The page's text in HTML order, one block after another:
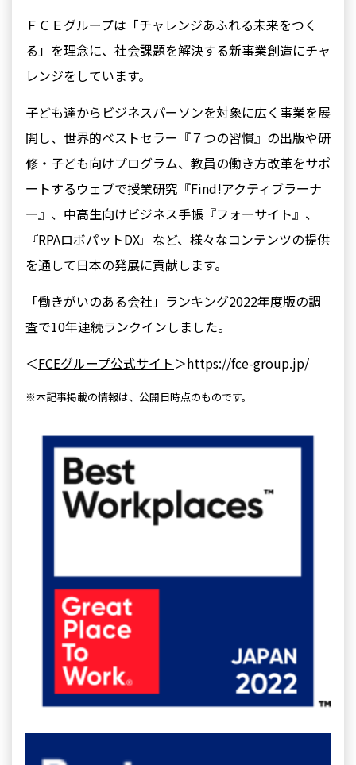
ＦＣＥグループは「チャレンジあふれる未来をつく
る」を理念に、社会課題を解決する新事業創造にチャ
レンジをしています。
子ども達からビジネスパーソンを対象に広く事業を展
開し、世界的ベストセラー『７つの習慣』の出版や研
修・子ども向けプログラム、教員の働き方改革をサポ
ートするウェブで授業研究『Find!アクティブラーナ
ー』、中高生向けビジネス手帳『フォーサイト』、
『RPAロボパットDX』など、様々なコンテンツの提供
を通して日本の発展に貢献します。
「働きがいのある会社」ランキング2022年度版の調
査で10年連続ランクインしました。
＜FCEグループ公式サイト＞https://fce-group.jp/
※本記事掲載の情報は、公開日時点のものです。